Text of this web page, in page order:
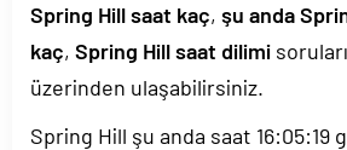
Spring Hill saat kaç, şu anda
kaç, Spring Hill saat dilimi
üzerinden ulaşabilirsiniz.
Spring Hill şu anda saat 16:05:19